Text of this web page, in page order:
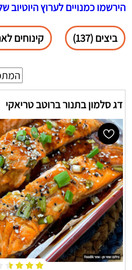
הירשמו כמנויים לערוץ היוטיוב
ביצים (137) קינוחים
דג סלמון בתנור ברוטב טריאקי